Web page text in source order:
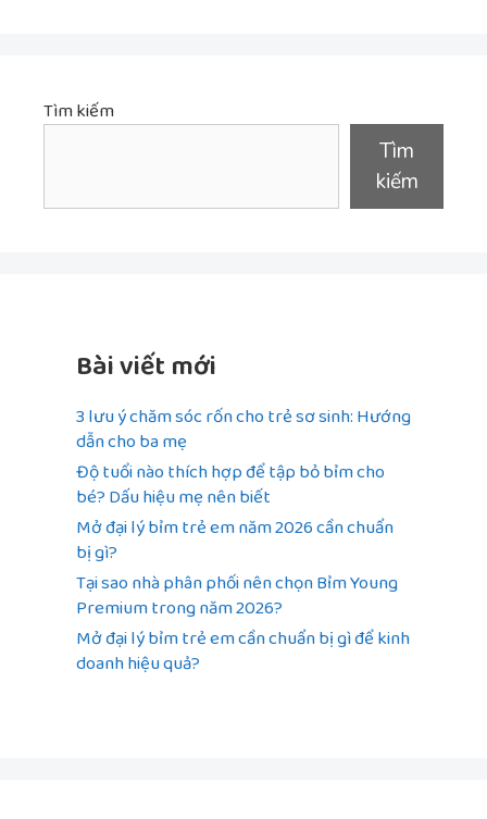
Tìm kiếm
Tìm
kiếm
Bài viết mới
3 lưu ý chăm sóc rốn cho trẻ sơ sinh: Hướng
dẫn cho ba mẹ
Độ tuổi nào thích hợp để tập bỏ bỉm cho
bé? Dấu hiệu mẹ nên biết
Mở đại lý bỉm trẻ em năm 2026 cần chuẩn
bị gì?
Tại sao nhà phân phối nên chọn Bỉm Young
Premium trong năm 2026?
Mở đại lý bỉm trẻ em cần chuẩn bị gì để kinh
doanh hiệu quả?